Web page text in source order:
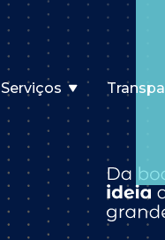
Serviços